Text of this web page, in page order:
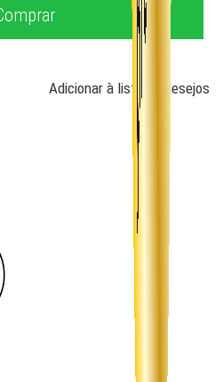
Adicionar à lista de desejos